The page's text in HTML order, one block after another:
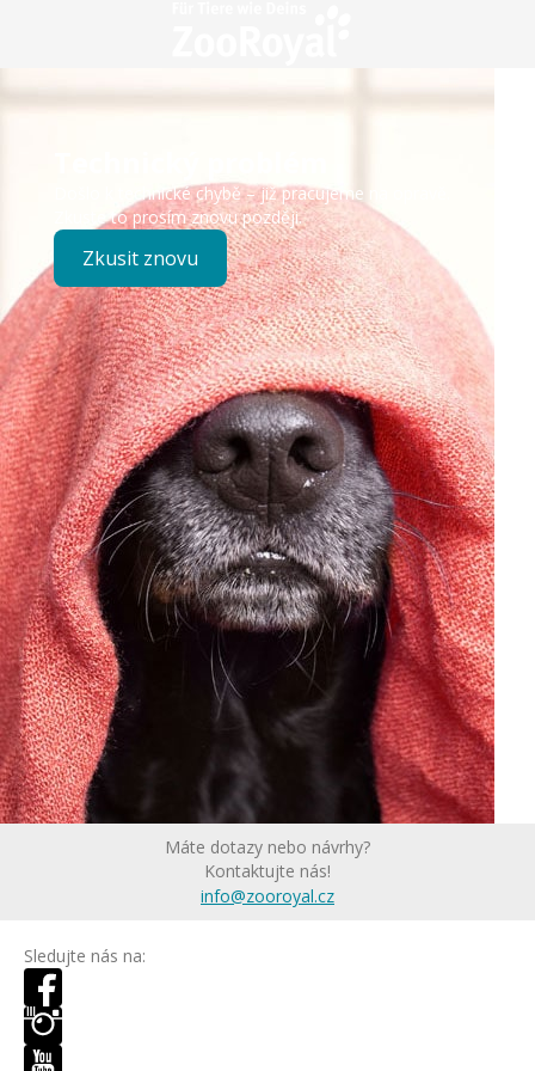
Došlo k technické chybě – již pracujeme na opravě.
Zkuste to prosím znovu později.
Zkusit znovu
Máte dotazy nebo návrhy?
Kontaktujte nás!
info@zooroyal.cz
Sledujte nás na: